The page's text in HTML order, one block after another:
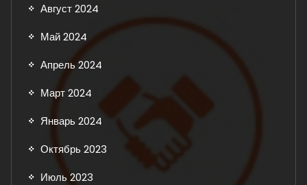
Август 2024
Май 2024
Апрель 2024
Март 2024
Январь 2024
Октябрь 2023
Июль 2023